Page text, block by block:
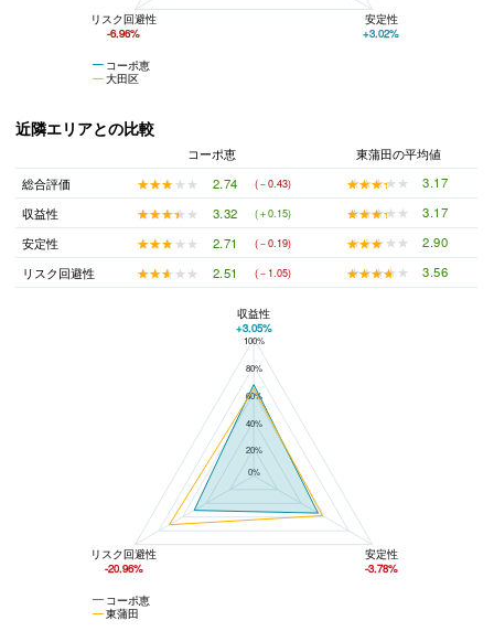
コーポ恵
大田区
リスク回避性
-6.96%
安定性
+3.02%
近隣エリアとの比較
コーポ恵
東蒲田の平均値
総合評価
★★★★★
★★★★★ 2.74 (－0.43) ★★★★★
★★★★★
3.17
収益性
★★★★★
★★★★★ 3.32 (＋0.15) ★★★★★
★★★★★
3.17
安定性
★★★★★
★★★★★ 2.71 (－0.19) ★★★★★
★★★★★
2.90
リスク回避性
★★★★★
★★★★★ 2.51 (－1.05) ★★★★★
★★★★★ 3.56
コーポ恵と東蒲田の平均値の総合評価の比較
100%
80%
60%
40%
20%
0%
コーポ恵
東蒲田
収益性
+3.05%
リスク回避性
-20.96%
安定性
-3.78%